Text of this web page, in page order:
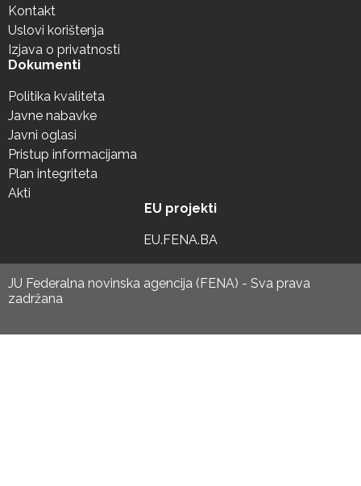
Kontakt
Uslovi korištenja
Izjava o privatnosti
Dokumenti
Politika kvaliteta
Javne nabavke
Javni oglasi
Pristup informacijama
Plan integriteta
Akti
EU projekti
EU.FENA.BA
JU Federalna novinska agencija (FENA) - Sva prava
zadržana